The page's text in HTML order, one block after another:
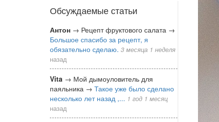
Обсуждаемые статьи
Антон → Рецепт фруктового салата →
Большое спасибо за рецепт, я
обязательно сделаю. 3 месяца 1 неделя
назад
Vita → Мой дымоуловитель для
паяльника → Такое уже было сделано
несколько лет назад ,... 1 год 1 месяц
назад